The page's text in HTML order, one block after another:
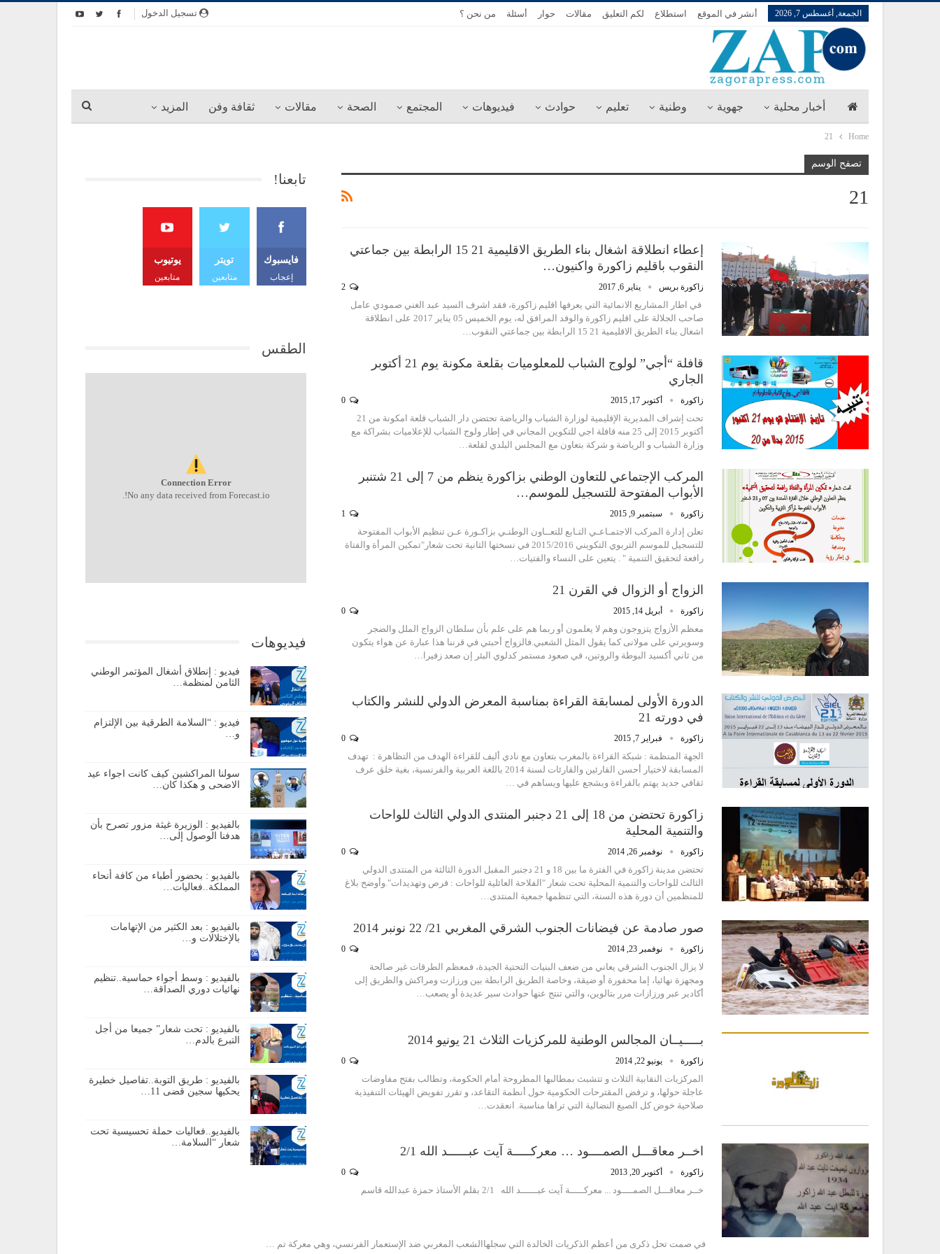
تسجيل الدخول الجمعة, أغسطس 7, 2026 أنشر في الموقع استطلاع لكم التعليق مقالات حوار أسئلة من نحن ؟
أخبار محلية جهوية وطنية تعليم حوادث فيديوهات المجتمع الصحة مقالات ثقافة وفن المزيد
Home
21
تصفح الوسم
21
إعطاء انطلاقة اشغال بناء الطريق الاقليمية 21 15 الرابطة بين جماعتي
النقوب باقليم زاكورة واكنيون…
زاكورة بريس يناير 6, 2017
في اطار المشاريع الانمائية التي يعرفها اقليم زاكورة، فقد اشرف السيد عبد الغني صمودي عامل
صاحب الجلالة على اقليم زاكورة والوفد المرافق له، يوم الخميس 05 يناير 2017 على انطلاقة
اشغال بناء الطريق الاقليمية 21 15 الرابطة بين جماعتي النقوب…
قافلة “أجي” لولوج الشباب للمعلوميات بقلعة مكونة يوم 21 أكتوبر
الجاري
زاكورة أكتوبر 17, 2015
تحت إشراف المديرية الإقليمية لوزارة الشباب والرياضة تحتضن دار الشباب قلعة امكونة من 21
أكتوبر 2015 إلى 25 منه قافلة اجي للتكوين المجاني في إطار ولوج الشباب للإعلاميات بشراكة مع
وزارة الشباب و الرياضة و شركة بتعاون مع المجلس البلدي لقلعة…
المركب الإجتماعي للتعاون الوطني بزاكورة ينظم من 7 إلى 21 شتنبر
الأبواب المفتوحة للتسجيل للموسم…
زاكورة سبتمبر 9, 2015
تعلن إدارة المركب الاجتمـاعـي التـابع للتعــاون الوطنـي بزاكـورة عـن تنظيم الأبواب المفتوحة
للتسجيل للموسم التربوي التكويني 2015/2016 في نسختها الثانية تحت شعار"تمكين المرأة والفتاة
رافعة لتحقيق التنمية " . يتعين على النساء والفتيات…
الزواج أو الزوال في القرن 21
زاكورة أبريل 14, 2015
معظم اﻷزواج يتزوجون وهم لا يعلمون أو ربما هم على علم بأن سلطان الزواج الملل والضجر
وسويرتي على مولانى كما يقول المثل الشعبي.فالزواج أحبتي في قرننا هذا عبارة عن هواء يتكون
من ثاني أكسيد البوطة والروتين، في صعود مستمر كدلوي البئر إن صعد زفيرا…
الدورة الأولى لمسابقة القراءة بمناسبة المعرض الدولي للنشر والكتاب
في دورته 21‏
زاكورة فبراير 7, 2015
الجهة المنظمة : شبكة القراءة بالمغرب بتعاون مع نادي أليف للقراءة الهدف من التظاهرة : تهدف
المسابقة لاختيار أحسن القارئين والقارئات لسنة 2014 باللغة العربية والفرنسية، بغية خلق عرف
ثقافي جديد يهتم بالقراءة ويشجع عليها ويساهم في …
زاكورة تحتضن من 18 إلى 21 دجنبر المنتدى الدولي الثالث للواحات
والتنمية المحلية
زاكورة نوفمبر 26, 2014
تحتضن مدينة زاكورة في الفترة ما بين 18 و 21 دجنبر المقبل الدورة الثالثة من المنتدى الدولي
الثالث للواحات والتنمية المحلية تحت شعار "الفلاحة العائلية للواحات : فرص وتهديدات".وأوضح بلاغ
للمنظمين أن دورة هذه السنة، التي تنظمها جمعية المنتدى…
صور صادمة عن فيضانات الجنوب الشرقي المغربي 21/ 22 نونبر 2014
زاكورة نوفمبر 23, 2014
لا يزال الجنوب الشرقي يعاني من ضعف البنيات التحتية الجيدة، فمعظم الطرقات غير صالحة
ومجهزة نهائيا، إما محفورة أو ضيقة، وخاصة الطريق الرابطة بين ورزازت ومراكش والطريق إلى
أكادير عبر ورزازات مرر بتالوين، والتي تنتج عنها حوادث سير عديدة أو يصعب…
بـــــيــان المجالس الوطنية للمركزيات الثلاث 21 يونيو 2014
زاكورة يونيو 22, 2014
المركزيات النقابية الثلاث و تتشبث بمطالبها المطروحة أمام الحكومة، وتطالب بفتح مفاوضات
عاجلة حولها، و ترفض المقترحات الحكومية حول أنظمة التقاعد، و تقرر تفويض الهيئات التنفيذية
صلاحية خوض كل الصيغ النضالية التي تراها مناسبة. انعقدت…
اخــر معاقـــل الصمــــود … معركـــــة آيت عبــــــد الله 2/1
زاكورة أكتوبر 20, 2013
خــر معاقـــل الصمــــود ... معركـــــة آيت عبــــــد الله 2/1 بقلم الأستاذ حمزة عبدالله قاسم
في صمت تحل ذكرى من أعظم الذكريات الخالدة التي سجلهاالشعب المغربي ضد الإستعمار الفرنسي، وهي معركة تم …
تابعنا!
فايسبوك
إعجاب
تويتر
متابعين
يوتيوب
متابعين
الطقس
Connection Error
No any data received from Forecast.io!.
فيديوهات
فيديو : إنطلاق أشغال المؤتمر الوطني
الثامن لمنظمة…
فيديو : “السلامة الطرقية بين الإلتزام
و…
سولنا المراكشين كيف كانت اجواء عيد
الاضحى و هكذا كان…
بالفيديو : الوزيرة غيثة مزور تصرح بأن
هدفنا الوصول إلى…
بالفيديو : بحضور أطباء من كافة أنحاء
المملكة..فعاليات…
بالفيديو : بعد الكثير من الإتهامات
بالإختلالات و…
بالفيديو : وسط أجواء حماسية..تنظيم
نهائيات دوري الصداقة…
بالفيديو : تحت شعار” جميعا من أجل
التبرع بالدم…
بالفيديو : طريق التوبة..تفاصيل خطيرة
يحكيها سجين قضى 11…
بالفيديو..فعاليات حملة تحسيسية تحت
شعار “السلامة…